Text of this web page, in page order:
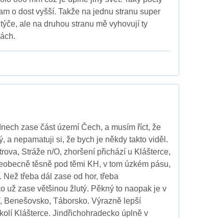
o dost vyšší. Takže na jednu stranu super
ale na druhou stranu mě vyhovují ty
zase část území Čech, a musím říct, že
a nepamatuji si, že bych je někdy takto viděl.
Stráže n/O, zhoršení přichází u Klášterce,
těsně pod těmi KH, v tom úzkém pásu,
třeba dál zase od hor, třeba
už zase většinou žlutý. Pěkný to naopak je v
Benešovsko, Táborsko. Výrazně lepší
Klášterce. Jindřichohradecko úplně v